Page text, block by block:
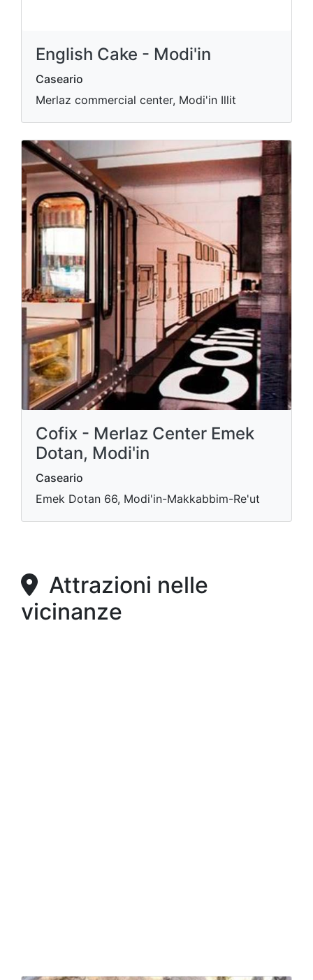
English Cake - Modi'in
Caseario
Merlaz commercial center, Modi'in Illit
Cofix - Merlaz Center Emek
Dotan, Modi'in
Caseario
Emek Dotan 66, Modi'in-Makkabbim-Re'ut
Attrazioni nelle
vicinanze